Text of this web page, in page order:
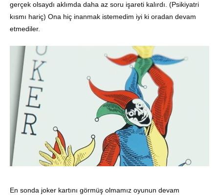
gerçek olsaydı aklımda daha az soru işareti kalırdı. (Psikiyatri
kısmı hariç) Ona hiç inanmak istemedim iyi ki oradan devam
etmediler.
En sonda joker kartını görmüş olmamız oyunun devam